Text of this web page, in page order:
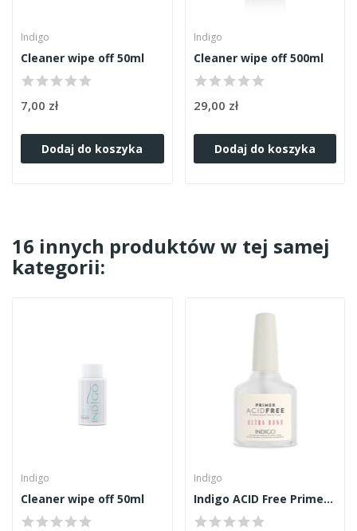
Indigo
Cleaner wipe off 50ml
7,00 zł
Dodaj do koszyka
Indigo
Cleaner wipe off 500ml
29,00 zł
Dodaj do koszyka
16 innych produktów w tej samej
kategorii:
Indigo
Cleaner wipe off 50ml
Indigo
Indigo ACID Free Primer 13ml